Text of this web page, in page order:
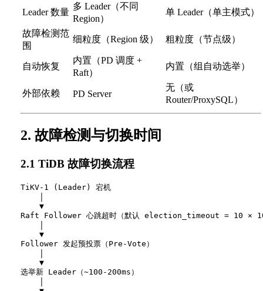
Leader 数量
多 Leader（不同
Region）
单 Leader（单主模式）
故障检测范
围
细粒度（Region 级） 粗粒度（节点级）
自动恢复
内置（PD 调度 +
Raft）
内置（组自动选举）
外部依赖 PD Server
无（或
Router/ProxySQL）
2. 故障检测与切换时间
2.1 TiDB 故障切换流程
TiKV-1 (Leader) 宕机
    ▼
Raft Follower 心跳超时（默认 election_timeout = 10 ×
    ▼
Follower 发起预投票（Pre-Vote）
    ▼
选举新 Leader（~100-200ms）